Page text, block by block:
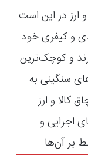
ارز در این است
و کیفری خود
و کوچک‌ترین
سنگینی به
کالا و ارز
اجرایی و
بر آن‌ها